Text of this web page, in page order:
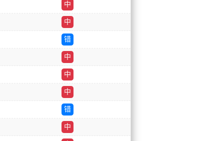
中
中
错
中
中
中
错
中